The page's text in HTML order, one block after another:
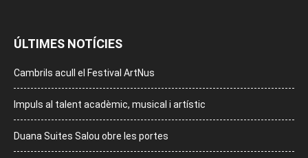
ÚLTIMES NOTÍCIES
Cambrils acull el Festival ArtNus
Impuls al talent acadèmic, musical i artístic
Duana Suites Salou obre les portes